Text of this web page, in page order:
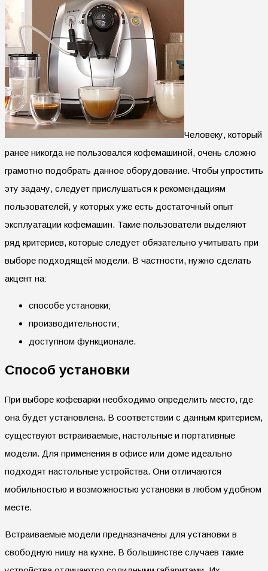
Человеку, который
ранее никогда не пользовался кофемашиной, очень сложно
грамотно подобрать данное оборудование. Чтобы упростить
эту задачу, следует прислушаться к рекомендациям
пользователей, у которых уже есть достаточный опыт
эксплуатации кофемашин. Такие пользователи выделяют
ряд критериев, которые следует обязательно учитывать при
выборе подходящей модели. В частности, нужно сделать
акцент на:
способе установки;
производительности;
доступном функционале.
Способ установки
При выборе кофеварки необходимо определить место, где
она будет установлена. В соответствии с данным критерием,
существуют встраиваемые, настольные и портативные
модели. Для применения в офисе или доме идеально
подходят настольные устройства. Они отличаются
мобильностью и возможностью установки в любом удобном
месте.
Встраиваемые модели предназначены для установки в
свободную нишу на кухне. В большинстве случаев такие